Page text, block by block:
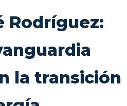
Rodríguez:
la transición